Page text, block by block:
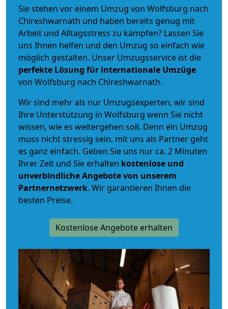
Sie stehen vor einem Umzug von Wolfsburg nach
Chireshwarnath und haben bereits genug mit
Arbeit und Alltagsstress zu kämpfen? Lassen Sie
uns Ihnen helfen und den Umzug so einfach wie
möglich gestalten. Unser Umzugsservice ist die
perfekte Lösung für internationale Umzüge
von Wolfsburg nach Chireshwarnath.
Wir sind mehr als nur Umzugsexperten, wir sind
Ihre Unterstützung in Wolfsburg wenn Sie nicht
wissen, wie es weitergehen soll. Denn ein Umzug
muss nicht stressig sein, mit uns als Partner geht
es ganz einfach. Geben Sie uns nur ca. 2 Minuten
Ihrer Zeit und Sie erhalten kostenlose und
unverbindlicheAngebote von unserem
Partnernetzwerk. Wir garantieren Ihnen die
besten Preise.
Kostenlose Angebote erhalten